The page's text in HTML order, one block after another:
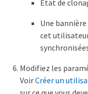
État de
Une
cet
Modifiez les
VoirCréer un